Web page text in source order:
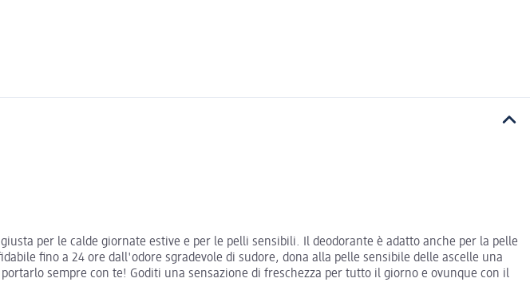
per le calde giornate estive e per le pelli sensibili. Il deodorante è adatto anche per la pelle
fino a 24 ore dall'odore sgradevole di sudore, dona alla pelle sensibile delle ascelle una
sempre con te! Goditi una sensazione di freschezza per tutto il giorno e ovunque con il